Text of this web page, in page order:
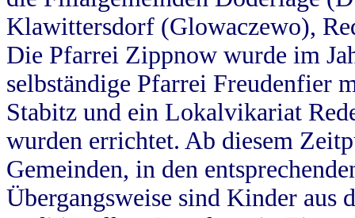
Klawittersdorf (Glowaczewo),
Die Pfarrei Zippnow wurde im
selbständige Pfarrei Freudenfier
Stabitz und ein Lokalvikariat
wurden errichtet. Ab diesem
Gemeinden, in den
Übergangsweise sind Kinder aus